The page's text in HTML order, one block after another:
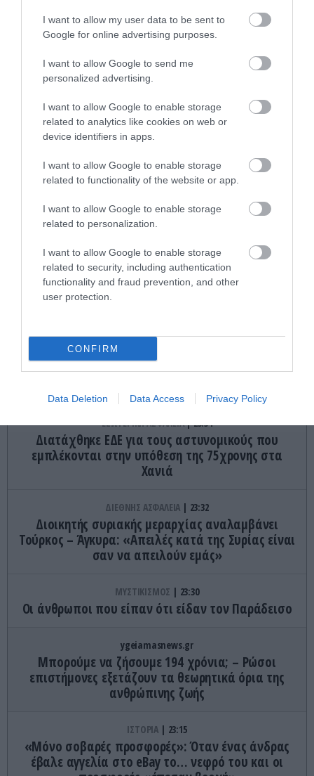
I want to allow my user data to be sent to
Google for online advertising purposes.
I want to allow Google to send me
personalized advertising.
I want to allow Google to enable storage
related to analytics like cookies on web or
device identifiers in apps.
I want to allow Google to enable storage
related to functionality of the website or app.
I want to allow Google to enable storage
related to personalization.
I want to allow Google to enable storage
related to security, including authentication
functionality and fraud prevention, and other
user protection.
CONFIRM
Data Deletion Data Access Privacy Policy
ΔΙΕΘΝΗΣ ΑΣΦΑΛΕΙΑ 23:52
Ο Μ.Ρούμπιο έθεσε σε εφαρμογή νέα οδηγία:
«Όποιος ζητά βίζα στις ΗΠΑ θα δείχνει τα social
GOOD LIFE 23:45
Ειδικός εξηγεί: Έτσι οι ηθοποιοί «φρενάρουν» τον
οργασμό και την στύση κατά τη διάρκεια
ΕΣΩΤΕΡΙΚΗ ΑΣΦΑΛΕΙΑ
Στην ΓΑΔΑ από το Λονδίνο συνοδεία αστυνομικών
ΕΣΩΤΕΡΙΚΗ ΑΣΦΑΛΕΙΑ 23:34
Διατάχθηκε ΕΔΕ για τους αστυνομικούς που
εμπλέκονται στην υπόθεση της 75χρονης στα
Χανιά
ΔΙΕΘΝΗΣ ΑΣΦΑΛΕΙΑ 23:32
Διοικητής συριακής μεραρχίας αναλαμβάνει
Τούρκος – Άγκυρα: «Απειλές κατά της Συρίας είναι
σαν να απειλούν εμάς»
ΜΥΣΤΙΚΙΣΜΟΣ 23:30
Οι άνθρωποι που είπαν ότι είδαν τον Παράδεισο
ygeiamasnews.gr
Μπορούμε να ζήσουμε 194 χρόνια; – Ρώσοι
επιστήμονες εξετάζουν τα θεωρητικά όρια της
ανθρώπινης ζωής
ΙΣΤΟΡΙΑ 23:15
«Μόνο σοβαρές προσφορές»: Όταν ένας άνδρας
έβαλε αγγελία στο eBay το… νεφρό του και οι